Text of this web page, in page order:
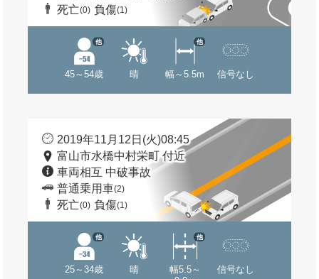
死亡(0) 負傷(1)
45～54歳
他
晴 幅～5.5m
他
信号なし
2019年11月12日(火)08:45
富山市水橋中村栄町 付近
車両相互 中破事故
普通乗用車(2)
死亡(0) 負傷(1)
25～34歳
他
晴
幅5.5～
他
信号なし